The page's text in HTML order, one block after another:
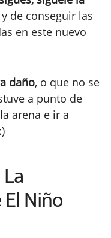
de conseguir las
en este nuevo
daño, o que no se
a punto de
arena e ir a
Niño